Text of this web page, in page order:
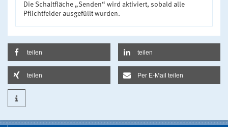
Die Schaltfläche „Senden“ wird aktiviert, sobald alle
Pflichtfelder ausgefüllt wurden.
teilen teilen
teilen Per E-Mail teilen